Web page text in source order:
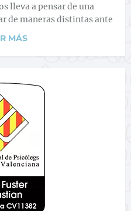
lleva a pensar de una
de maneras distintas ante
MÁS